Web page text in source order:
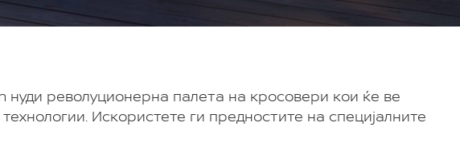
нуди револуционерна палета на кросовери кои ќе ве
Искористете ги предностите на специјалните